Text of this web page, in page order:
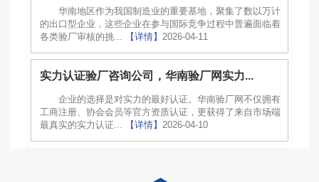
华南地区作为我国制造业的重要基地，聚集了数以万计
的出口型企业，这些企业在参与国际竞争过程中普遍面临着
各类验厂审核的挑...
【详情】 2026-04-11
实力认证验厂咨询公司，华南验厂网实力...
企业的选择是对实力的最好认证。华南验厂网不仅拥有
工商注册、协会会员等官方资质认证，更获得了来自市场端
最真实的实力认证...
【详情】 2026-04-10